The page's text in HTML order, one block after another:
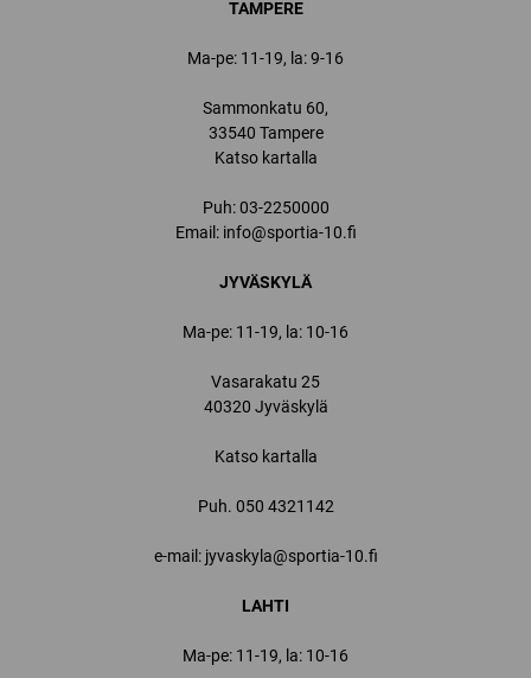
TAMPERE
Ma-pe: 11-19, la: 9-16
Sammonkatu 60,
33540 Tampere
Katso kartalla
Puh:03-2250000
Email: info@sportia-10.fi
JYVÄSKYLÄ
Ma-pe: 11-19, la: 10-16
Vasarakatu 25
40320 Jyväskylä
Katso kartalla
Puh. 050 4321142
e-mail: jyvaskyla@sportia-10.fi
LAHTI
Ma-pe: 11-19, la: 10-16